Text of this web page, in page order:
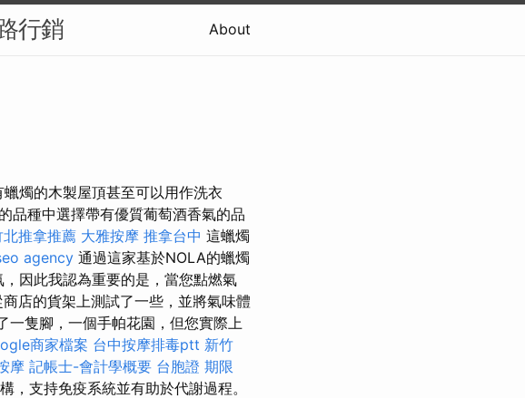
行銷 About
燭的木製屋頂甚至可以用作洗衣
品種中選擇帶有優質葡萄酒香氣的品
北推拿推薦 大雅按摩 推拿台中 這蠟燭
agency 通過這家基於NOLA的蠟燭
因此我認為重要的是，當您點燃氣
店的貨架上測試了一些，並將氣味體
一隻腳，一個手帕花園，但您實際上
商家檔案 台中按摩排毒ptt 新竹
摩 記帳士-會計學概要 台胞證 期限
，支持免疫系統並有助於代謝過程。